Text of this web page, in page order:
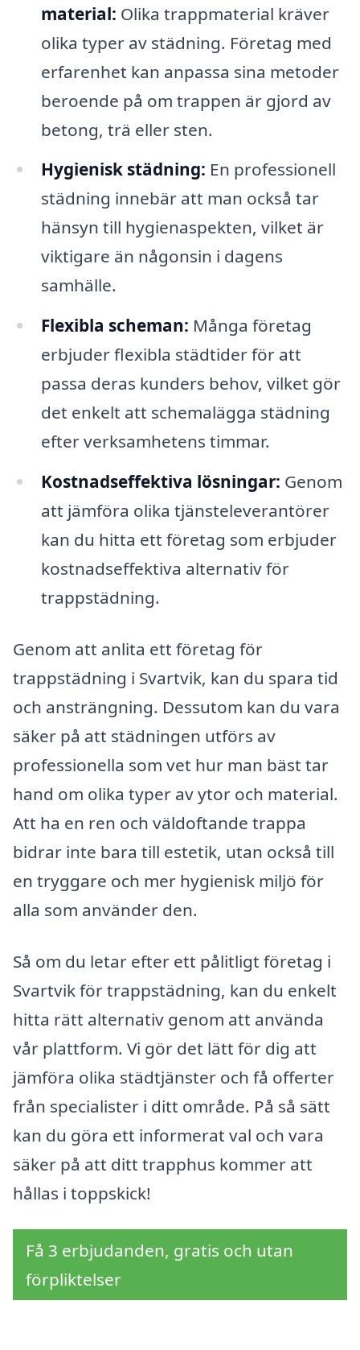
material: Olika trappmaterial kräver
olika typer av städning. Företag med
erfarenhet kan anpassa sina metoder
beroende på om trappen är gjord av
betong, trä eller sten.
Hygienisk städning: En professionell
städning innebär att man också tar
hänsyn till hygienaspekten, vilket är
viktigare än någonsin i dagens
samhälle.
Flexibla scheman: Många företag
erbjuder flexibla städtider för att
passa deras kunders behov, vilket gör
det enkelt att schemalägga städning
efter verksamhetens timmar.
Kostnadseffektiva lösningar: Genom
att jämföra olika tjänsteleverantörer
kan du hitta ett företag som erbjuder
kostnadseffektiva alternativ för
trappstädning.
Genom att anlita ett företag för
trappstädning i Svartvik, kan du spara tid
och ansträngning. Dessutom kan du vara
säker på att städningen utförs av
professionella som vet hur man bäst tar
hand om olika typer av ytor och material.
Att ha en ren och väldoftande trappa
bidrar inte bara till estetik, utan också till
en tryggare och mer hygienisk miljö för
alla som använder den.
Så om du letar efter ett pålitligt företag i
Svartvik för trappstädning, kan du enkelt
hitta rätt alternativ genom att använda
vår plattform. Vi gör det lätt för dig att
jämföra olika städtjänster och få offerter
från specialister i ditt område. På så sätt
kan du göra ett informerat val och vara
säker på att ditt trapphus kommer att
hållas i toppskick!
Få 3 erbjudanden, gratis och utan
förpliktelser